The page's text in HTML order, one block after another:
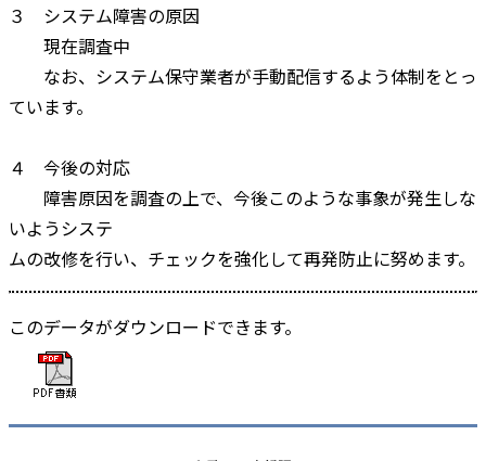
３ システム障害の原因
現在調査中
なお、システム保守業者が手動配信するよう体制をとっ
ています。
４ 今後の対応
障害原因を調査の上で、今後このような事象が発生しな
いようシステ
ムの改修を行い、チェックを強化して再発防止に努めます。
このデータがダウンロードできます。